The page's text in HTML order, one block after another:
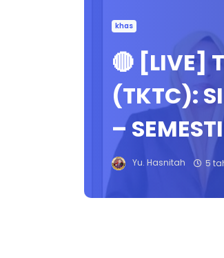
khas
🔴 [LIVE]
(TKTC):
–
Yu. Hasnitah 5